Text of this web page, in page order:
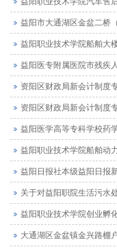
益阳市大通湖区金盆二桥
益阳职业技术学院船舶大
益阳医专附属医院市残疾
资阳区财政局新会计制度
资阳区财政局新会计制度
益阳医学高等专科学校药
益阳职业技术学院船舶动
益阳日报社本级益阳日报
关于对益阳职院生活污水
益阳职业技术学院创业孵
大通湖区金盆镇金兴路棚